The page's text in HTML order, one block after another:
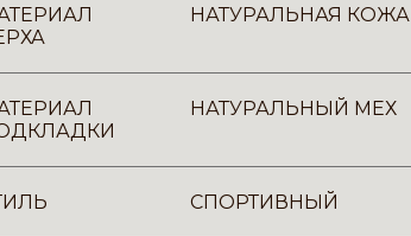
НАТУРАЛЬНАЯ КОЖА
НАТУРАЛЬНЫЙ МЕХ
СПОРТИВНЫЙ